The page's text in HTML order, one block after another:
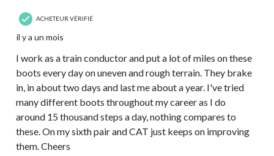
ACHETEUR VÉRIFIÉ
il y a un mois
I work as a train conductor and put a lot of miles on these
boots every day on uneven and rough terrain. They brake
in, in about two days and last me about a year. I've tried
many different boots throughout my career as I do
around 15 thousand steps a day, nothing compares to
these. On my sixth pair and CAT just keeps on improving
them. Cheers